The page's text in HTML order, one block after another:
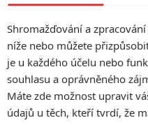
Anarvin
Shromažďování a
níže nebo můžete
je u každého účelu nebo
souhlasu a oprávněného
Máte zde možnost upravit
údajů u těch, kteří tvrdí, že